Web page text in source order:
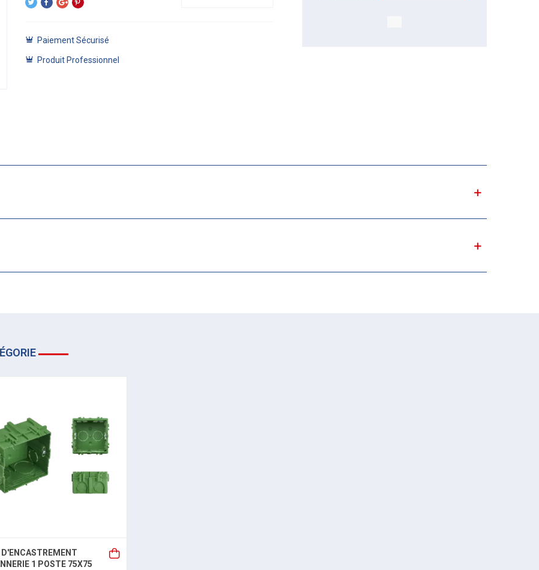
Paiement Sécurisé
Produit Professionnel
D'ENCASTREMENT
1 POSTE 75X75